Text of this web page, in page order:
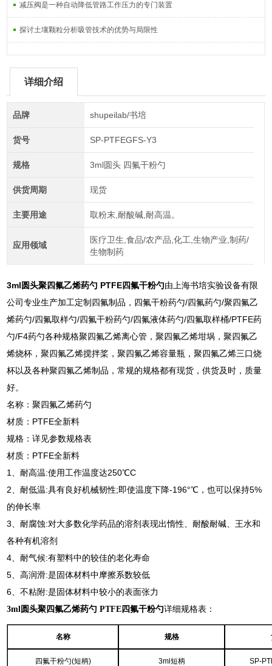
减压阀是一种自动降低管路工作压力的专门装置
探讨土壤颗粒分析吸管技术的优势与局限性
详细介绍
品牌 shupeilab/书培
货号 SP-PTFEGFS-Y3
规格 3ml圆头 四氟干粉勺
供货周期 现货
主要用途 取粉末,耐酸碱,耐高温。
应用领域
医疗卫生,食品/农产品,化工,生物产业,制药/
生物制药
3ml圆头聚四氟乙烯药勺 PTFE四氟干粉勺由上海书培实验设备有限
公司专业生产加工定制四氟制品，四氟干粉药勺/四氟药勺/聚四氟乙
烯药勺/四氟取样勺/四氟干粉药勺/四氟液体药勺/四氟取样桶/PTFE药
勺/F4药勺各种规格聚四氟乙烯离心管，聚四氟乙烯坩埚，聚四氟乙
烯烧杯，聚四氟乙烯搅拌桨，聚四氟乙烯容量瓶，聚四氟乙烯三口烧
杯以及各种聚四氟乙烯制品，常规的规格都有现货，供货及时，质量
好。
名称：聚四氟乙烯药勺
材质：PTFE全新料
规格：详见参数规格表
材质：PTFE全新料
1、耐高温:使用工作温度达250℃C
2、耐低温:具有良好机械韧性;即使温度下降-196°℃，也可以保持5%
的伸长率
3、耐腐蚀:对大多数化学药品的溶剂表现出惰性、耐酸耐碱、王水和
各种有机溶剂
4、耐气候:有塑料中的较佳的老化寿命
5、高润滑:是固体材料中摩擦系数较低
6、不粘附:是固体材料中较小的表面张力
3ml圆头聚四氟乙烯药勺 PTFE四氟干粉勺详细规格表：
名称 规格
四氟干粉勺(短柄) 3ml短柄 SP-